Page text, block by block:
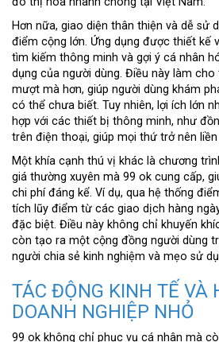
Hơn nữa, giao diện thân thiện và dễ sử
điểm cộng lớn. Ứng dụng được thiết kế
tìm kiếm thông minh và gợi ý cá nhân
dụng của người dùng. Điều này làm
mượt mà hơn, giúp người dùng khám
có thể chưa biết. Tuy nhiên, lợi ích lớn
hợp với các thiết bị thông minh, như
trên điện thoại, giúp mọi thứ trở nên
Một khía cạnh thú vị khác là chương
giá thường xuyên mà 99 ok cung cấp,
chi phí đáng kể. Ví dụ, qua hệ thống
tích lũy điểm từ các giao dịch hàng
đặc biệt. Điều này không chỉ khuyến
còn tạo ra một cộng đồng người dùng
người chia sẻ kinh nghiệm và mẹo sử
TÁC ĐỘNG KINH TẾ VÀ
DOANH NGHIỆP NHỎ
99 ok không chỉ phục vụ cá nhân mà